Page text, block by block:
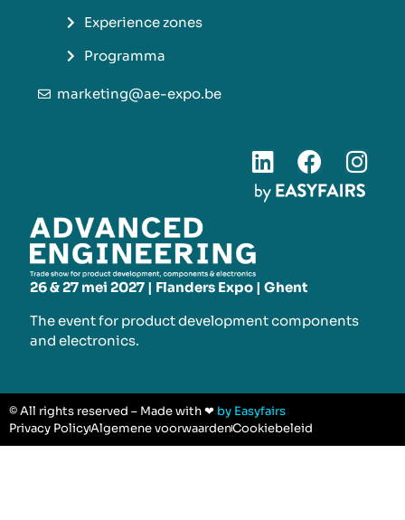
26 & 27 mei 2027 | Flanders Expo | Ghent
The event for product development components
and electronics.
Experience zones
Programma
marketing@ae-expo.be
© All rights reserved – Made with ❤ by Easyfairs
Privacy PolicyAlgemene voorwaardenCookiebeleid